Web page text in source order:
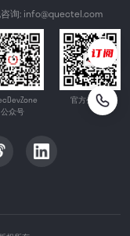
询: info@quectel.com
公众号
官方公众号